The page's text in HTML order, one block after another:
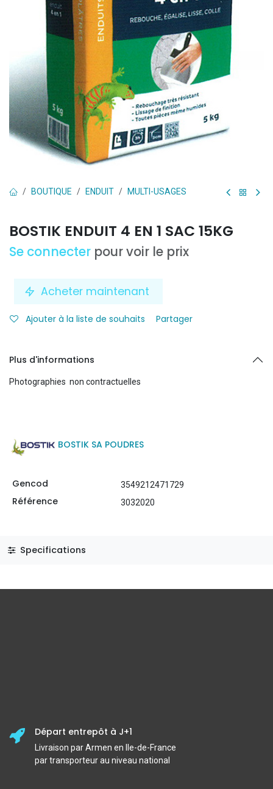
BOUTIQUE ENDUIT MULTI-USAGES
BOSTIK ENDUIT 4 EN 1 SAC 15KG
Se connecter pour voir le prix
Acheter maintenant
Ajouter à la liste de souhaits Partager
Plus d'informations
Photographies non contractuelles
BOSTIK SA POUDRES
Gencod 3549212471729
Référence 3032020
Specifications
Départ entrepôt à J+1
Livraison par Armen en Ile-de-France
par transporteur au niveau national